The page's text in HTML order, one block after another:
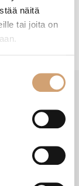
näitä
tai joita on